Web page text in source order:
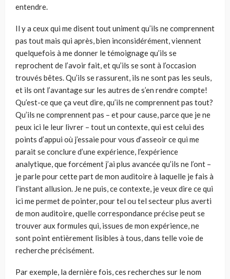
entendre.
Il y a ceux qui me disent tout uniment qu’ils ne comprennent
pas tout mais qui après, bien inconsidérément, viennent
quelquefois à me donner le témoi­gnage qu’ils se
reprochent de l’avoir fait, et qu’ils se sont à l’occasion
trouvés bêtes. Qu’ils se rassurent, ils ne sont pas les seuls,
et ils ont l’avantage sur les autres de s’en rendre compte!
Qu’est-ce que ça veut dire, qu’ils ne compren­nent pas tout?
Qu’ils ne comprennent pas – et pour cause, parce que je ne
peux ici le leur livrer – tout un contexte, qui est celui des
points d’appui où j’essaie pour vous d’asseoir ce qui me
parait se conclure d’une expérience, l’ex­périence
analytique, que forcément j’ai plus avancée qu’ils ne l’ont –
je parle pour cette part de mon auditoire à laquelle je fais à
l’instant allusion. Je ne puis, ce contexte, je veux dire ce qui
ici me permet de pointer, pour tel ou tel secteur plus averti
de mon auditoire, quelle correspondance précise peut se
trouver aux formules qui, issues de mon expérience, ne
sont point entièrement lisibles à tous, dans telle voie de
recherche précisément.
Par exemple, la dernière fois, ces recherches sur le nom